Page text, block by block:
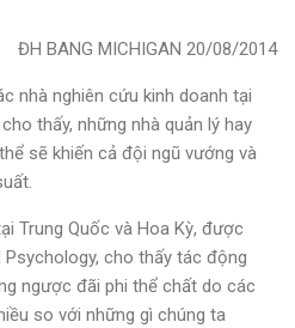
ĐH BANG MICHIGAN 20/08/2014
nhà nghiên cứu kinh doanh tại
thấy, những nhà quản lý hay
sẽ khiến cả đội ngũ vướng và
Trung Quốc và Hoa Kỳ, được
cho thấy tác động
ngược đãi phi thể chất do các
so với những gì chúng ta